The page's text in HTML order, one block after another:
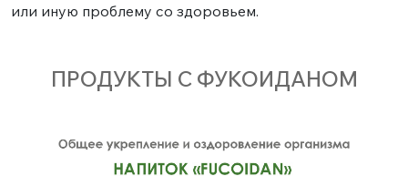
или иную проблему со здоровьем.
ПРОДУКТЫ С ФУКОИДАНОМ